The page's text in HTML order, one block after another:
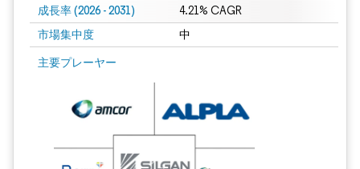
成長率 (2026 - 2031) 4.21% CAGR
市場集中度 中
主要プレーヤー
画像 © Mordor Intelligence。再利用にはCC BY 4.0の表示が必要です。